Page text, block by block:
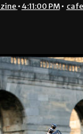
•4:11:00 PM •